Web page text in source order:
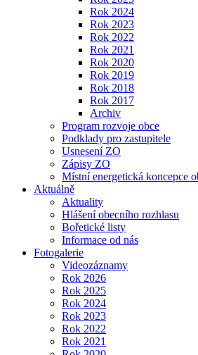
Rok 2024
Rok 2023
Rok 2022
Rok 2021
Rok 2020
Rok 2019
Rok 2018
Rok 2017
Archiv
Program rozvoje obce
Podklady pro zastupitele
Usnesení ZO
Zápisy ZO
Místní energetická koncepce
Aktuálně
Aktuality
Hlášení obecního rozhlasu
Bořetické listy
Informace od nás
Fotogalerie
Videozáznamy
Rok 2026
Rok 2025
Rok 2024
Rok 2023
Rok 2022
Rok 2021